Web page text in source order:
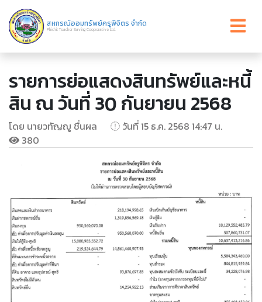
สหกรณ์ออมทรัพย์ครูพิจิตร จำกัด
Phichit Teacher Saving Cooperative Ltd.
รายการย่อแสดงสินทรัพย์และหนี้
สิน ณ วันที่ 30 กันยายน 2568
โดย นายวทัญญู ชื่นผล
วันที่ 15 ธ.ค. 2568 14:47 น.
380